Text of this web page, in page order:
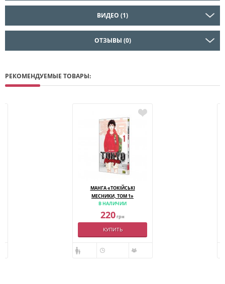
ВИДЕО (1)
ОТЗЫВЫ (0)
РЕКОМЕНДУЕМЫЕ ТОВАРЫ:
МАНГА «ТОКІЙСЬКІ
МЕСНИКИ, ТОМ 1»
В НАЛИЧИИ
220грн
КУПИТЬ